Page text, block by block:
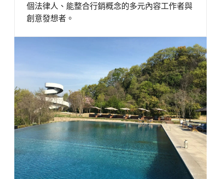
個法律人、能整合行銷概念的多元內容工作者與
創意發想者。